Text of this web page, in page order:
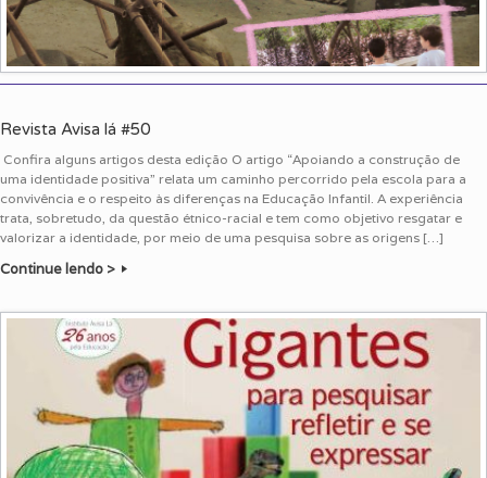
Revista Avisa lá #50
Confira alguns artigos desta edição O artigo “Apoiando a construção de
uma identidade positiva” relata um caminho percorrido pela escola para a
convivência e o respeito às diferenças na Educação Infantil. A experiência
trata, sobretudo, da questão étnico-racial e tem como objetivo resgatar e
valorizar a identidade, por meio de uma pesquisa sobre as origens […]
Continue lendo >